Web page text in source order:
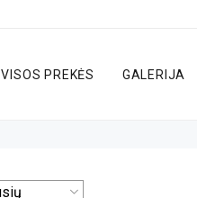
VISOS PREKĖS GALERIJA